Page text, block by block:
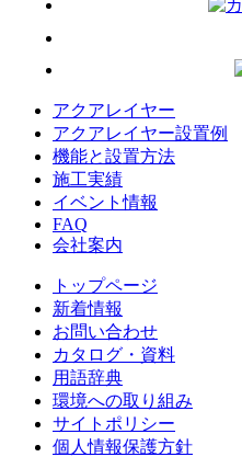
アクアレイヤー
アクアレイヤー設置例
機能と設置方法
施工実績
イベント情報
FAQ
会社案内
トップページ
新着情報
お問い合わせ
カタログ・資料
用語辞典
環境への取り組み
サイトポリシー
個人情報保護方針